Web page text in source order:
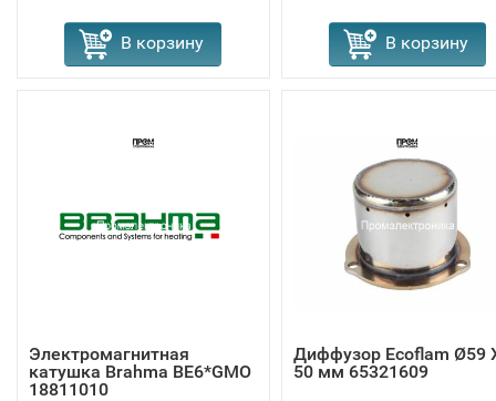
В корзину В корзину
Электромагнитная
катушка Brahma BE6*GMO
18811010
Диффузор Ecoflam Ø59
50 мм 65321609